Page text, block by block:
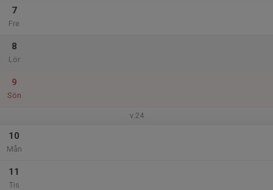
7
Fre
8
Lör
9
Sön
v.24
10
Mån
11
Tis